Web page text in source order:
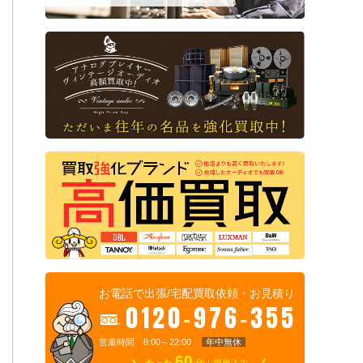
お電話で出張/宅配買取依頼・お見積り
0120-976-355
営業時間 8:00～22:00 年中無休